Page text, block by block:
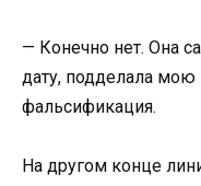
— Конечно нет. Она
дату, подделала мою
фальсификация.
На другом конце